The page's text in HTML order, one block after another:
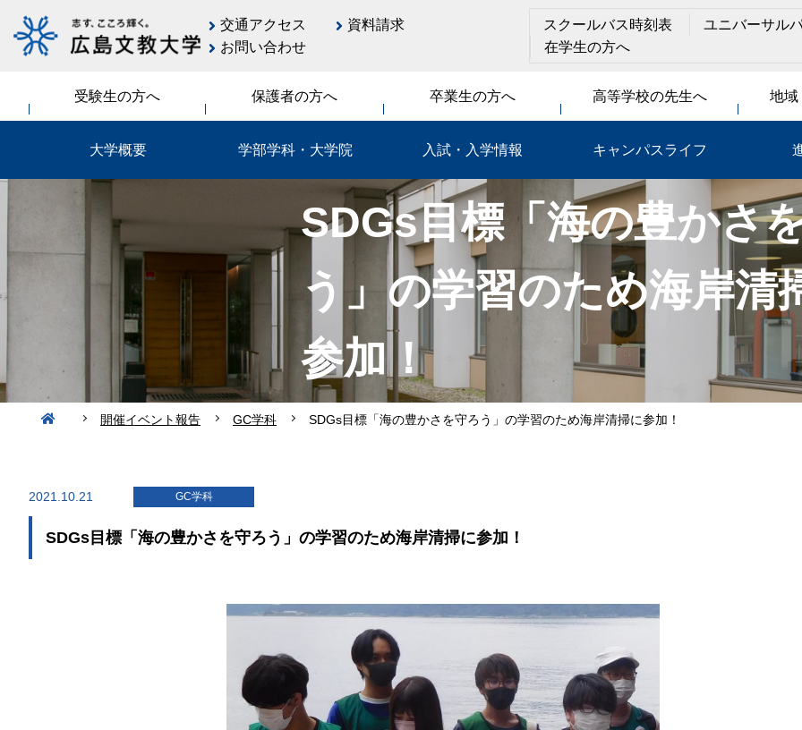
交通アクセス
資料請求
お問い合わせ
スクールバス時刻表
ユニバーサル
在学生の方へ
受験生の方へ 保護者の方へ 卒業生の方へ 高等学校の先生へ 地域
大学概要 学部学科・大学院 入試・入学情報 キャンパスライフ
SDGs目標「海の豊かさ
う」の学習のため海岸清
参加！
開催イベント報告 GC学科 SDGs目標「海の豊かさを守ろう」の学習のため海岸清掃に参加！
2021.10.21 GC学科
SDGs目標「海の豊かさを守ろう」の学習のため海岸清掃に参加！